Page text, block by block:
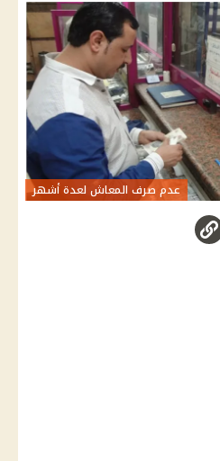
عدم صرف المعاش لعدة أشهر